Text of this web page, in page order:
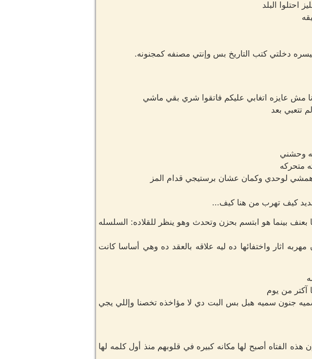
احتلوا البلد
دخلتي كتب التاريخ بس وإنتي مصنفه كمجنونه.
مش عايزه اتغابي عليكم فاتقوا شري بقي ماشي
تتعبي بعد
وحشني
متحركه
همشي لوحدي وكمان عشان برستيجي قدام المز
كيف تهرب من هنا كيف...
بينما هو ابتسم بحزن وتحدث وهو ينظر للقلاده: السلسله
اثار واختفائها ده ليه علاقه بالعقد ده وهي أساسا كانت
من يوم
جنون سميه هبل بس البت دي لا مؤاخذه تخصنا وإللي يجي
الفتاه أصبح لها مكانه كبيره في قلوبهم منذ أول كلمه لها